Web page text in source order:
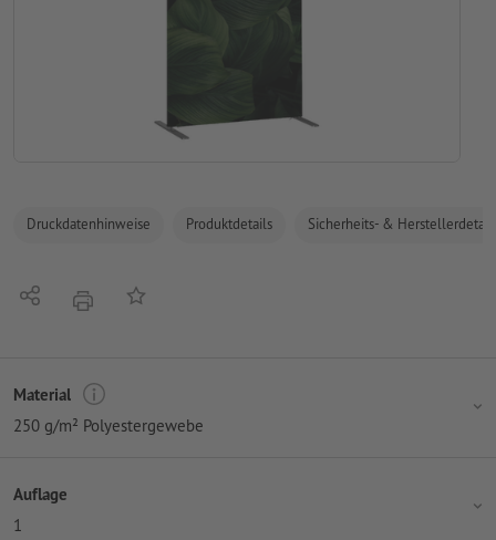
Druckdatenhinweise Produktdetails Sicherheits- &
Teilen DruckenAuf die Merkliste
Material
250 g/m² Polyestergewebe
Auflage
1